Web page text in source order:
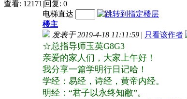
查看: 12171 |回复: 0
电梯直达
楼主
发表于 2019-4-18 11:11:59 | 只看该作者
☆总指导师玉英G8G3
亲爱的家人们，大家上午好！
我分享一篇学明行日记哈！
学经：易经，诗经，黄帝内经。
明经：“君子以永终知敝”。